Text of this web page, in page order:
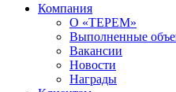
Компания
О «ТЕРЕМ»
Выполненные
Вакансии
Новости
Награды